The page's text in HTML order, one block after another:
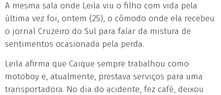
A mesma sala onde Leila viu o filho com vida pela
última vez foi, ontem (25), o cômodo onde ela recebeu
o jornal Cruzeiro do Sul para falar da mistura de
sentimentos ocasionada pela perda.
Leila afirma que Caique sempre trabalhou como
motoboy e, atualmente, prestava serviços para uma
transportadora. No dia do acidente, fez café, deixou